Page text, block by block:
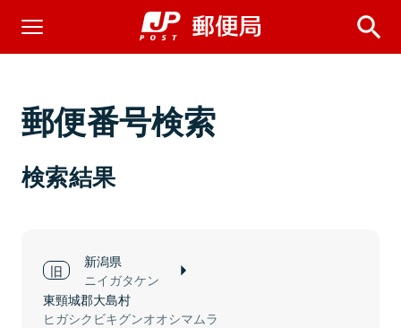
郵便番号検索
検索結果
新潟県
ニイガタケン
東頸城郡大島村
ヒガシクビキグンオオシマムラ